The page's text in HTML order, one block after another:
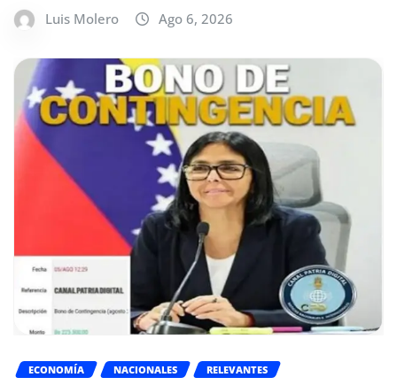
Luis Molero Ago 6, 2026
ECONOMÍA NACIONALES RELEVANTES